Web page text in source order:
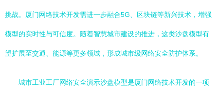
挑战。厦门网络技术开发需进一步融合5G、区块链等新兴技术，增强
模型的实时性与可信度。随着智慧城市建设的推进，这类沙盘模型有
望扩展至交通、能源等更多领域，形成城市级网络安全防护体系。
城市工业工厂网络安全演示沙盘模型是厦门网络技术开发的一项